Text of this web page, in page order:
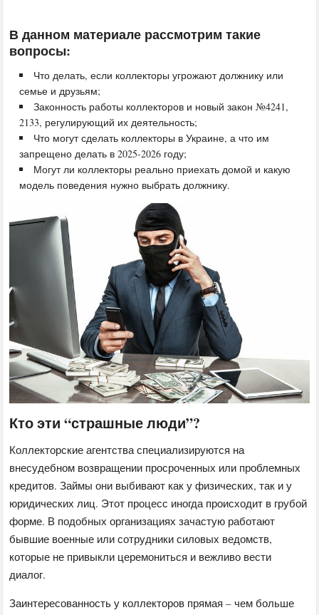
В данном материале рассмотрим такие
вопросы:
Что делать, если коллекторы угрожают должнику или
семье и друзьям;
Законность работы коллекторов и новый закон №4241,
2133, регулирующий их деятельность;
Что могут сделать коллекторы в Украине, а что им
запрещено делать в 2025-2026 году;
Могут ли коллекторы реально приехать домой и какую
модель поведения нужно выбрать должнику.
Кто эти “страшные люди”?
Коллекторские агентства специализируются на
внесудебном возвращении просроченных или проблемных
кредитов. Займы они выбивают как у физических, так и у
юридических лиц. Этот процесс иногда происходит в грубой
форме. В подобных организациях зачастую работают
бывшие военные или сотрудники силовых ведомств,
которые не привыкли церемониться и вежливо вести
диалог.
Заинтересованность у коллекторов прямая – чем больше